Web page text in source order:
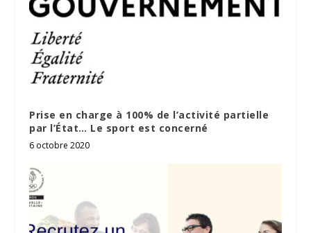
Prise en charge à 100% de l’activité partielle
par l’État… Le sport est concerné
6 octobre 2020